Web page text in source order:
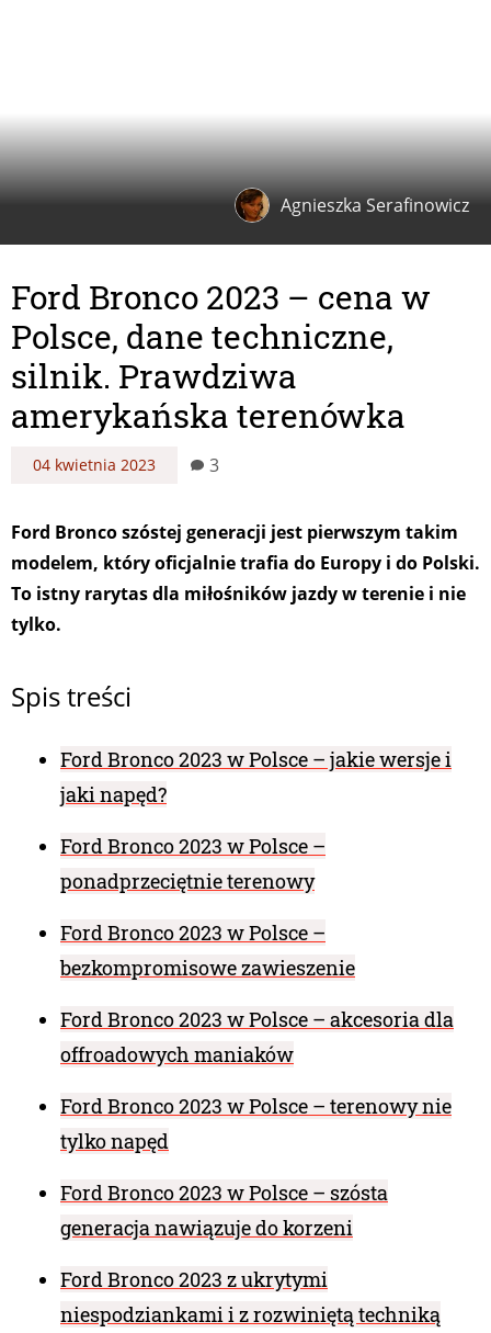
Agnieszka Serafinowicz
Ford Bronco 2023 – cena w
Polsce, dane techniczne,
silnik. Prawdziwa
amerykańska terenówka
04 kwietnia 2023 3
Ford Bronco szóstej generacji jest pierwszym takim
modelem, który oficjalnie trafia do Europy i do Polski.
To istny rarytas dla miłośników jazdy w terenie i nie
tylko.
Spis treści
Ford Bronco 2023 w Polsce – jakie wersje i
jaki napęd?
Ford Bronco 2023 w Polsce –
ponadprzeciętnie terenowy
Ford Bronco 2023 w Polsce –
bezkompromisowe zawieszenie
Ford Bronco 2023 w Polsce – akcesoria dla
offroadowych maniaków
Ford Bronco 2023 w Polsce – terenowy nie
tylko napęd
Ford Bronco 2023 w Polsce – szósta
generacja nawiązuje do korzeni
Ford Bronco 2023 z ukrytymi
niespodziankami i z rozwiniętą techniką